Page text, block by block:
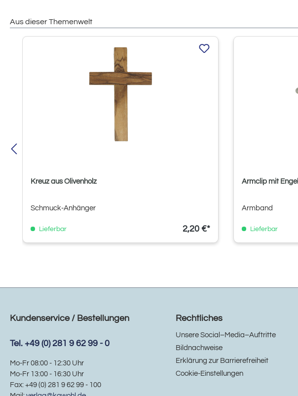
Aus dieser Themenwelt
Produktgalerie überspringen
Kreuz aus Olivenholz
Schmuck-Anhänger
Lieferbar 2,20 €*
Armclip mit Engel
Armband
Lieferbar
Kundenservice / Bestellungen
Tel. +49 (0) 281 9 62 99 - 0
Mo-Fr 08:00 - 12:30 Uhr
Mo-Fr 13:00 - 16:30 Uhr
Fax: +49 (0) 281 9 62 99 - 100
Rechtliches
Unsere Social–Media–Auftritte
Bildnachweise
Erklärung zur Barrierefreiheit
Cookie-Einstellungen